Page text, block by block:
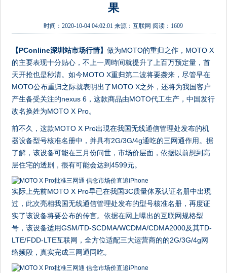
果
时间：2020-10-04 04:02:01 来源：互联网 阅读：1609
【PConline深圳站市场行情】做为MOTO的重归之作，MOTO X
的主要表现十分贴心，不上一周時间就提升了上百万预定量，首
天开抢也是秒清。如今MOTO X重归第二波将要袭来，尽管早在
MOTO公布重归之际就表明出了MOTO X之外，还将为我国客户
产生备受关注的nexus 6，这款商品由MOTO代工生产，中国发行
改名换姓为MOTO X Pro。
前不久，这款MOTO X Pro出現在我国无线通信管理处发布的机
器设备型号核准名册中，并具有2G/3G/4g通吃的三网通作用。据
了解，该设备可能在三月份问世，市场价层面，依据以前想到高
层住宅的透剧，很有可能会达到4599元。
实际上先前MOTO X Pro早已在我国3C质量体系认证名册中出現
过，此次亮相我国无线通信管理处发布的型号核准名册，再度证
实了该设备将要公布的传言。依据在网上曝出的互联网规格型
号，该设备适用GSM/TD-SCDMA/WCDMA/CDMA2000及其TD-
LTE/FDD-LTE互联网，全方位适配三大运营商的的2G/3G/4g网
络频段，真实完成三网通同吃。